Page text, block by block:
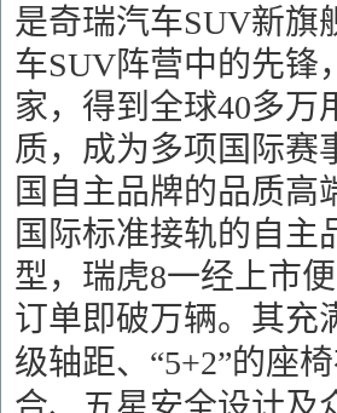
是奇瑞汽车SUV新旗
车SUV阵营中的先锋，
家，得到全球40多万
质，成为多项国际赛
国自主品牌的品质
国际标准接轨的自
型 ， 瑞虎8一经上市
订单即破万辆。其充
级轴距、 “5+2”的座
、五星安全设计及